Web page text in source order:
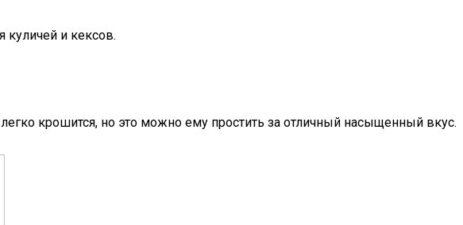
куличей и кексов.
крошится, но это можно ему простить за отличный насыщенный вкус.